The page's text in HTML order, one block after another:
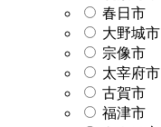
春日市
大野城市
宗像市
太宰府市
古賀市
福津市